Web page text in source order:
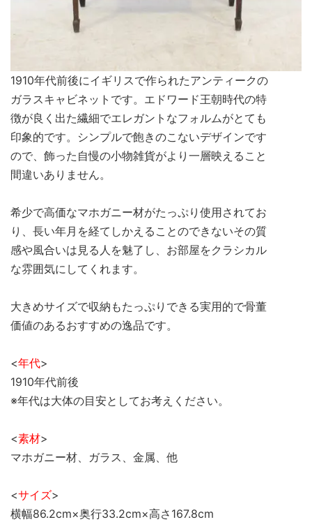
1910年代前後にイギリスで作られたアンティークの
ガラスキャビネットです。エドワード王朝時代の特
徴が良く出た繊細でエレガントなフォルムがとても
印象的です。シンプルで飽きのこないデザインです
ので、飾った自慢の小物雑貨がより一層映えること
間違いありません。
希少で高価なマホガニー材がたっぷり使用されてお
り、長い年月を経てしかえることのできないその質
感や風合いは見る人を魅了し、お部屋をクラシカル
な雰囲気にしてくれます。
大きめサイズで収納もたっぷりできる実用的で骨董
価値のあるおすすめの逸品です。
<年代>
1910年代前後
※年代は大体の目安としてお考えください。
<素材>
マホガニー材、ガラス、金属、他
<サイズ>
横幅86.2cm×奥行33.2cm×高さ167.8cm